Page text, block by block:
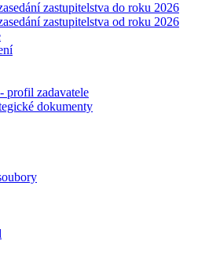
zastupitelstva do roku 2026
zastupitelstva od roku 2026
profil zadavatele
dokumenty